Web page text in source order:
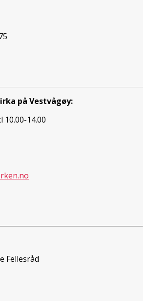
på Vestvågøy:
10.00-14.00
Fellesråd